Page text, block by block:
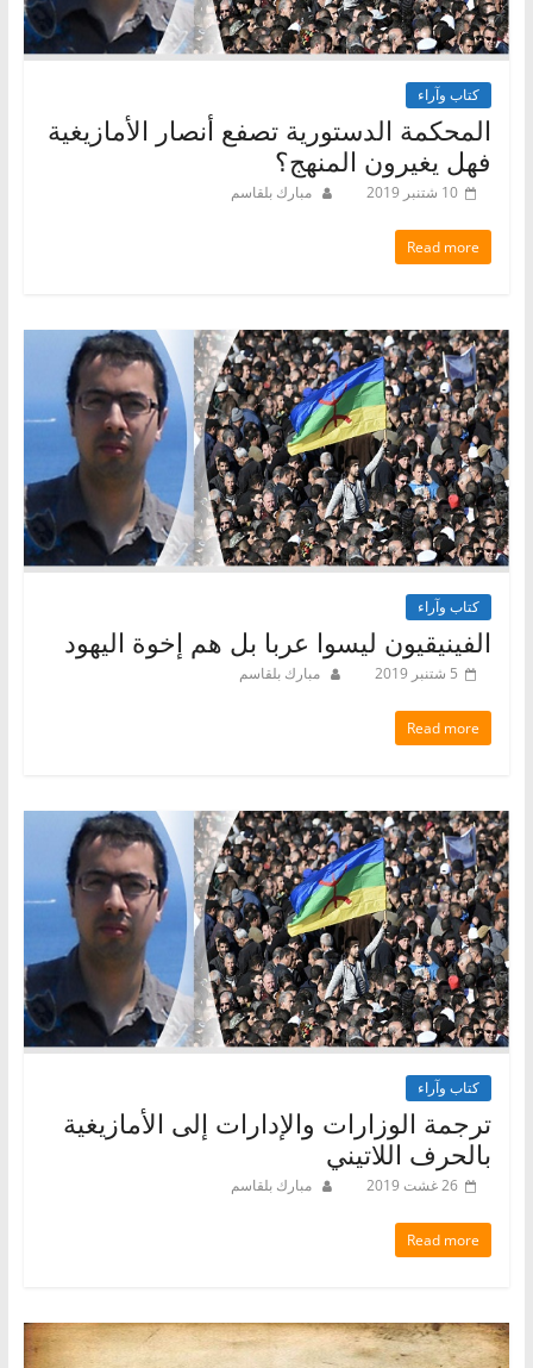
كتاب وآراء
المحكمة الدستورية تصفع أنصار الأمازيغية
فهل يغيرون المنهج؟
10 شتنبر 2019 مبارك بلقاسم
Read more
كتاب وآراء
الفينيقيون ليسوا عربا بل هم إخوة اليهود
5 شتنبر 2019 مبارك بلقاسم
Read more
كتاب وآراء
ترجمة الوزارات والإدارات إلى الأمازيغية
بالحرف اللاتيني
26 غشت 2019 مبارك بلقاسم
Read more